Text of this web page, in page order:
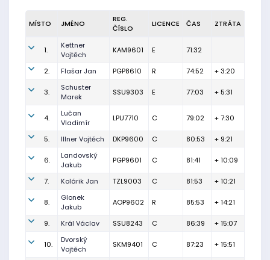
MÍSTO JMÉNO
REG.
ČÍSLO
LICENCE ČAS ZTRÁTA
1.
Kettner
Vojtěch
KAM9601 E 71:32
2. Flašar Jan PGP8610 R 74:52 + 3:20
3.
Schuster
Marek
SSU9303 E 77:03 + 5:31
4.
Lučan
Vladimír
LPU7710 C 79:02 + 7:30
5. Illner Vojtěch DKP9600 C 80:53 + 9:21
6.
Landovský
Jakub
PGP9601 C 81:41 + 10:09
7. Kolárik Jan TZL9003 C 81:53 + 10:21
8.
Glonek
Jakub
AOP9602 R 85:53 + 14:21
9. Král Václav SSU8243 C 86:39 + 15:07
10.
Dvorský
Vojtěch
SKM9401 C 87:23 + 15:51